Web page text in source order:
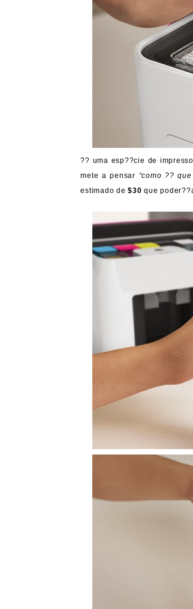
?? uma esp??cie de
mete a pensar “como ??
estimado de$30 que